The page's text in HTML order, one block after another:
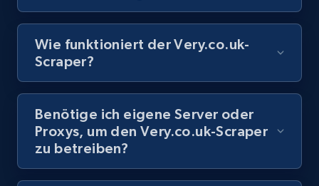
URL, Title, Youtuber, Youtuber md5, Video url,
8.1K+
Youtube - Videos posts - Discovery records
by Explore page URL
URL, Title, Youtuber, Youtuber md5, Video url,
Wie funktioniert der Very.co.uk-
Scraper?
Benötige ich eigene Server oder
Proxys, um den Very.co.uk-Scraper
zu betreiben?